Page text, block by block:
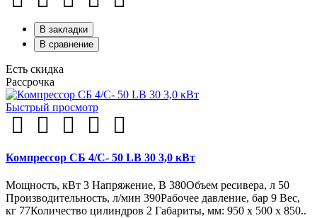
В закладки
В сравнение
Есть скидка
Рассрочка
Быстрый просмотр
Компрессор СБ 4/С- 50 LB 30 3,0 кВт
Мощность, кВт 3 Напряжение, В 380Объем ресивера, л 50
Производительность, л/мин 390Рабочее давление, бар 9 Вес,
кг 77Количество цилиндров 2 Габариты, мм: 950 x 500 x 850..